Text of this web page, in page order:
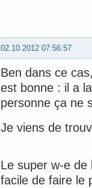
02.10.2012 07:56:57
Ben dans ce
est bonne : il a
personne ça ne
Je viens de
Le super w-e
facile de faire le